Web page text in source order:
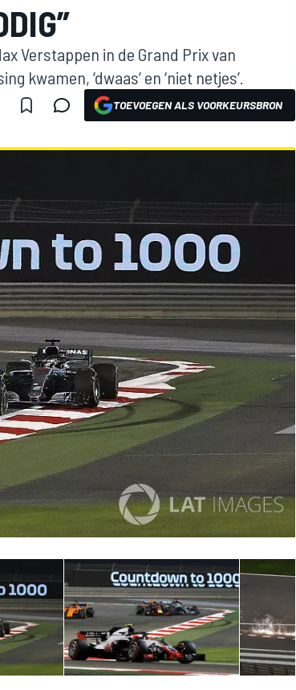
Verstappen in de Grand Prix van
kwamen, ‘dwaas’ en ‘niet netjes’.
TOEVOEGEN ALS VOORKEURSBRON